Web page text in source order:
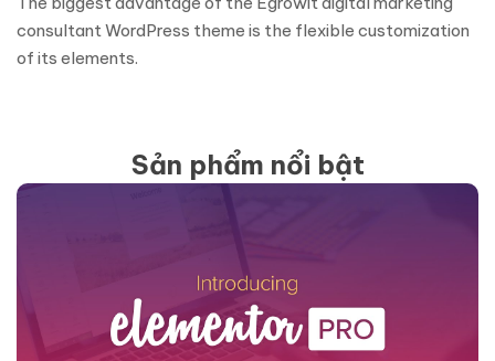
consultant WordPress theme is the flexible customization
of its elements.
Sản phẩm nổi bật